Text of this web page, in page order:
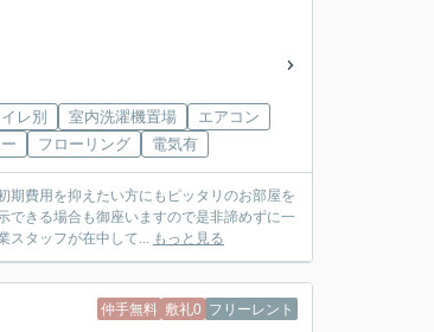
レ別 室内洗濯機置場
エアコン
フローリング 電気有
期費用を抑えたい方にもピッタリのお部屋を
できる場合も御座いますので是非諦めずに一
業スタッフが在中して... もっと見る
仲手無料 敷礼0 フリーレント